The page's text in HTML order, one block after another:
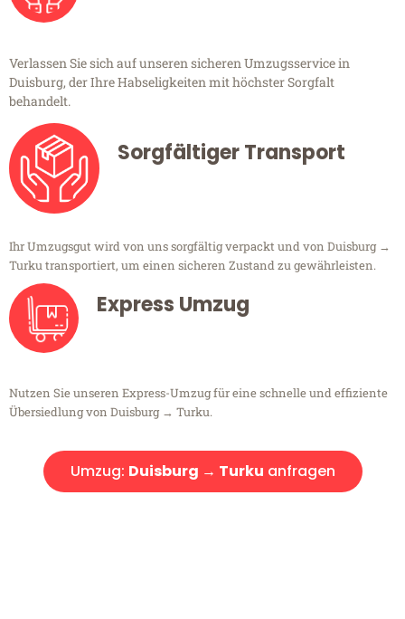
Verlassen Sie sich auf unseren sicheren Umzugsservice in
Duisburg, der Ihre Habseligkeiten mit höchster Sorgfalt
behandelt.
Sorgfältiger Transport
Ihr Umzugsgut wird von uns sorgfältig verpackt und von Duisburg →
Turku transportiert, um einen sicheren Zustand zu gewährleisten.
Express Umzug
Nutzen Sie unseren Express-Umzug für eine schnelle und effiziente
Übersiedlung von Duisburg → Turku.
Umzug: Duisburg → Turku anfragen